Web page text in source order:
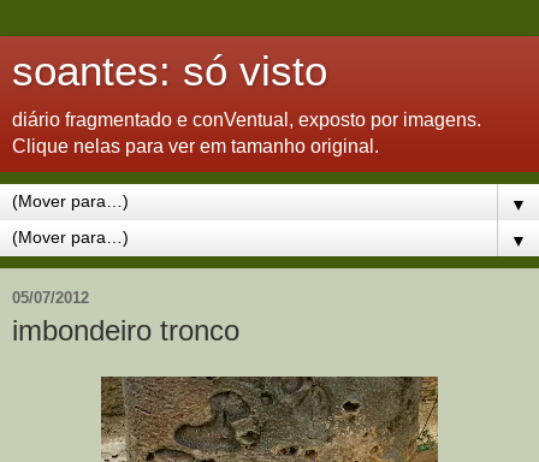
soantes: só visto
diário fragmentado e conVentual, exposto por imagens.
Clique nelas para ver em tamanho original.
▼
▼
05/07/2012
imbondeiro tronco